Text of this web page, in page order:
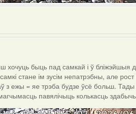
хочуць быць пад самкай і ў бліжэйшыя
стане ім зусім непатрэбны, але
з ежы = яе трэба будзе ўсё больш.
павялічыць колькасць